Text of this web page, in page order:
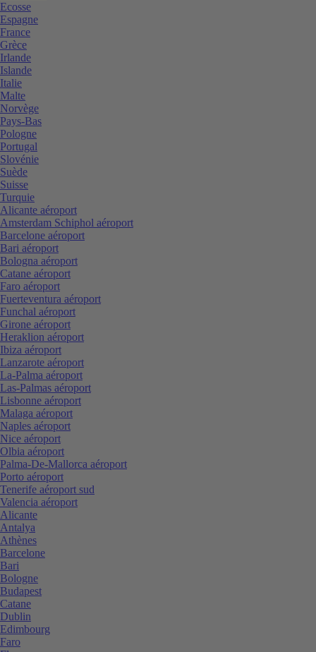
Ecosse
Espagne
France
Grèce
Irlande
Islande
Italie
Malte
Norvège
Pays-Bas
Pologne
Portugal
Slovénie
Suède
Suisse
Turquie
Alicante aéroport
Amsterdam Schiphol aéroport
Barcelone aéroport
Bari aéroport
Bologna aéroport
Catane aéroport
Faro aéroport
Fuerteventura aéroport
Funchal aéroport
Girone aéroport
Heraklion aéroport
Ibiza aéroport
Lanzarote aéroport
La-Palma aéroport
Las-Palmas aéroport
Lisbonne aéroport
Malaga aéroport
Naples aéroport
Nice aéroport
Olbia aéroport
Palma-De-Mallorca aéroport
Porto aéroport
Tenerife aéroport sud
Valencia aéroport
Alicante
Antalya
Athènes
Barcelone
Bari
Bologne
Budapest
Catane
Dublin
Edimbourg
Faro